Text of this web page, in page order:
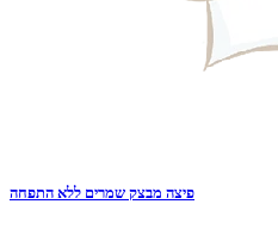
פיצה מבצק שמרים ללא התפחה